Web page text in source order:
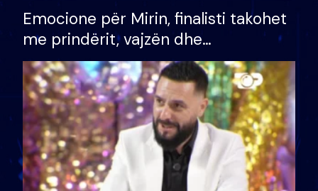
Emocione për Mirin, finalisti takohet
me prindërit, vajzën dhe
bashkëshorten: S’kemi ndonjë letër
divorci apo jo?